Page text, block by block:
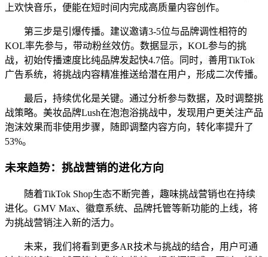
上欢快音乐，便能在短时间内完成高质量内容创作。
第三步是引爆传播。建议邀请3-5位与品牌调性相符的
KOL率先参与，带动粉丝效仿。数据显示，KOL参与的挑
战，初始传播速度比纯品牌发起快4.7倍。同时，善用TikTok
广告系统，将挑战内容精准推送给潜在用户，形成二次传播。
最后，持续优化是关键。通过分析参与数据，及时调整挑
战策略。美妆品牌Lush在泡泡浴挑战中，发现用户更关注产品
泡沫效果而非使用步骤，随即调整内容方向，转化率提升了
53%。
未来趋势：挑战营销的进化方向
随着TikTok Shop生态不断完善，趣味挑战营销也在持续
进化。GMV Max、徽章系统、品牌托管等新功能的上线，将
为挑战营销注入新的活力。
未来，我们将看到更多AR技术与挑战的结合，用户可通